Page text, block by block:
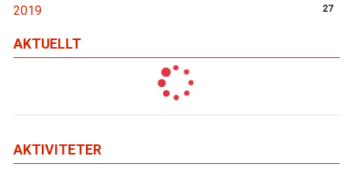
2019 27
AKTUELLT
AKTIVITETER